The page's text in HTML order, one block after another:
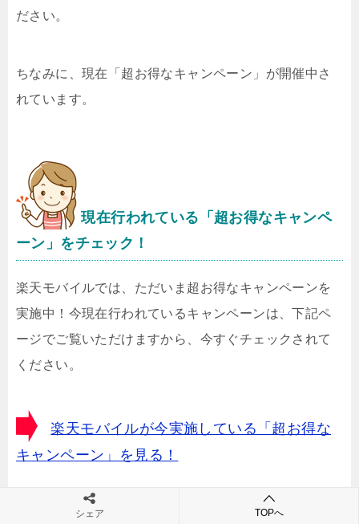
ださい。
ちなみに、現在「超お得なキャンペーン」が開催中さ
れています。
現在行われている「超お得なキャンペ
ーン」をチェック！
楽天モバイルでは、ただいま超お得なキャンペーンを
実施中！今現在行われているキャンペーンは、下記ペ
ージでご覧いただけますから、今すぐチェックされて
ください。
楽天モバイルが今実施している「超お得な
キャンペーン」を見る！
シェア TOPへ